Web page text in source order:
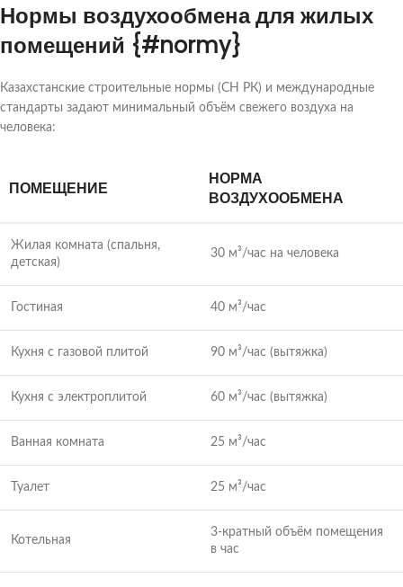
Нормы воздухообмена для жилых
помещений {#normy}
Казахстанские строительные нормы (СН РК) и международные
стандарты задают минимальный объём свежего воздуха на
человека:
ПОМЕЩЕНИЕ
НОРМА
ВОЗДУХООБМЕНА
Жилая комната (спальня,
детская)
30 м³/час на человека
Гостиная 40 м³/час
Кухня с газовой плитой 90 м³/час (вытяжка)
Кухня с электроплитой 60 м³/час (вытяжка)
Ванная комната 25 м³/час
Туалет 25 м³/час
Котельная
3-кратный объём помещения
в час